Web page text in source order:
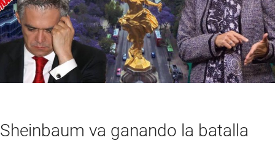
Sheinbaum va ganando la batalla